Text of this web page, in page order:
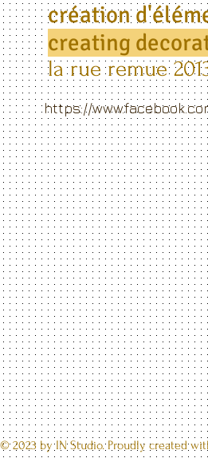
création d'
creating
la rue remue
https://
© 2023 by IN Studio. Proudly created